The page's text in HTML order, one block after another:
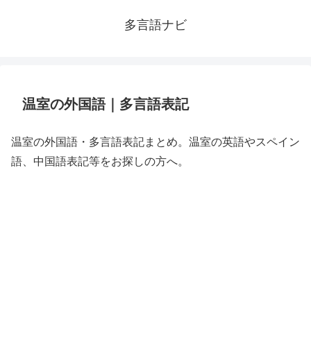
多言語ナビ
温室の外国語｜多言語表記
温室の外国語・多言語表記まとめ。温室の英語やスペイン
語、中国語表記等をお探しの方へ。